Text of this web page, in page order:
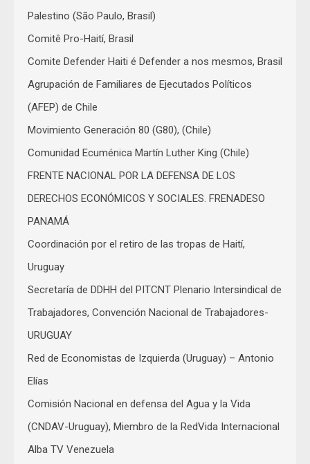
Palestino (São Paulo, Brasil)
Comitê Pro-Haití, Brasil
Comite Defender Haiti é Defender a nos mesmos, Brasil
Agrupación de Familiares de Ejecutados Políticos
(AFEP) de Chile
Movimiento Generación 80 (G80), (Chile)
Comunidad Ecuménica Martín Luther King (Chile)
FRENTE NACIONAL POR LA DEFENSA DE LOS
DERECHOS ECONÓMICOS Y SOCIALES. FRENADESO
PANAMÁ
Coordinación por el retiro de las tropas de Haití,
Uruguay
Secretaría de DDHH del PITCNT Plenario Intersindical de
Trabajadores, Convención Nacional de Trabajadores-
URUGUAY
Red de Economistas de Izquierda (Uruguay) – Antonio
Elías
Comisión Nacional en defensa del Agua y la Vida
(CNDAV-Uruguay), Miembro de la RedVida Internacional
Alba TV Venezuela